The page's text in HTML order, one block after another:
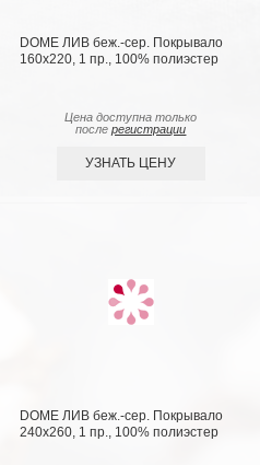
DOME ЛИВ беж.-сер. Покрывало
160х220, 1 пр., 100% полиэстер
Цена доступна только
послерегистрации
УЗНАТЬ ЦЕНУ
DOME ЛИВ беж.-сер. Покрывало
240х260, 1 пр., 100% полиэстер